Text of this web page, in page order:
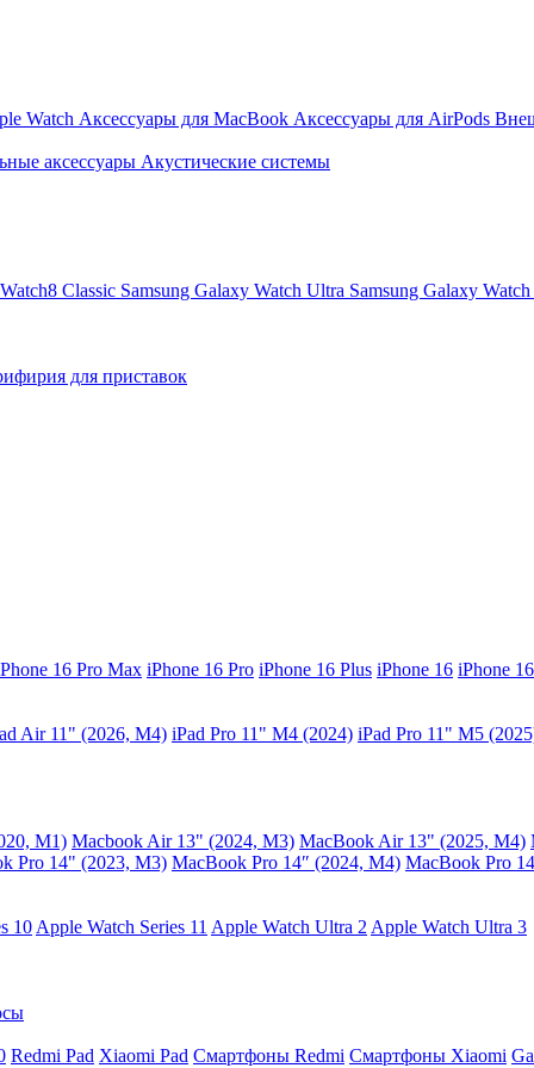
Watch Аксессуары для MacBook Аксессуары для AirPods
аксессуары Акустические системы
Classic Samsung Galaxy Watch Ultra Samsung Galaxy
для приставок
16 Pro Max iPhone 16 Pro iPhone 16 Plus iPhone 16 iPhone
Air 11" (2026, M4) iPad Pro 11" M4 (2024) iPad Pro 11" M5
M1) Macbook Air 13" (2024, M3) MacBook Air 13" (2025, M4)
Pro 14" (2023, M3) MacBook Pro 14″ (2024, M4) MacBook Pro
10 Apple Watch Series 11 Apple Watch Ultra 2 Apple Watch Ultra 3
Redmi Pad Xiaomi Pad Смартфоны Redmi Смартфоны Xiaomi